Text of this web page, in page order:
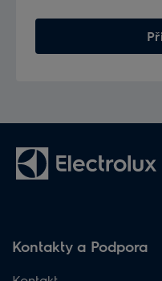
Kontakty a Podpora